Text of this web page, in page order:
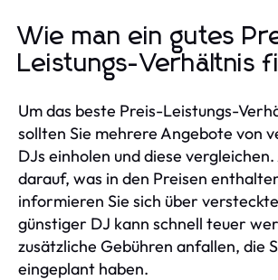
Wie man ein gutes
Leistungs-Verhältnis
Um das beste Preis-Leistungs-
sollten Sie mehrere Angebote von
DJs einholen und diese
darauf, was in den Preisen
informieren Sie sich über
günstiger DJ kann schnell teuer
zusätzliche Gebühren anfallen, die
eingeplant haben.